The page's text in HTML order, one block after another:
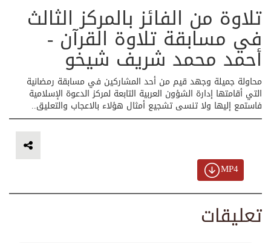
تلاوة من الفائز بالمركز الثالث
في مسابقة تلاوة القرآن -
أحمد محمد شريف شيخو
محاولة جميلة وجهد قيم من أحد المشاركين في مسابقة رمضانية
التي أقامتها إدارة الشؤون العربية التابعة لمركز الدعوة الإسلامية
فاستمع إليها ولا تنسى تشجيع أمثال هؤلاء بالاعجاب والتعليق..
MP4
تعليقات